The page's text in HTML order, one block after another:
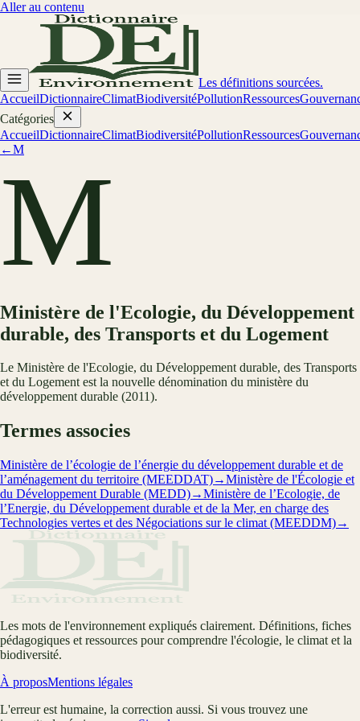
Aller au contenu
Les définitions sourcées.
AccueilDictionnaireClimatBiodiversitéPollutionRessources
Catégories
AccueilDictionnaireClimatBiodiversitéPollutionRessources
←M
M
Ministère de l'Ecologie, du Développement
durable, des Transports et du Logement
Le Ministère de l'Ecologie, du Développement durable, des Transports
et du Logement est la nouvelle dénomination du ministère du
développement durable (2011).
Termes associes
Ministère de l’écologie de l’énergie du développement durable et de
l’aménagement du territoire (MEEDDAT)→Ministère de l'Écologie et
du Développement Durable (MEDD)→Ministère de l’Ecologie, de
l’Energie, du Développement durable et de la Mer, en charge des
Technologies vertes et des Négociations sur le climat (MEEDDM)→
Les mots de l'environnement expliqués clairement. Définitions, fiches
pédagogiques et ressources pour comprendre l'écologie, le climat et la
biodiversité.
À proposMentions légales
L'erreur est humaine, la correction aussi. Si vous trouvez une